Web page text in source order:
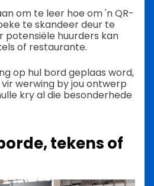
om te leer hoe om 'n QR-
te skandeer deur te
potensiële huurders kan
of restaurante.
op hul bord geplaas word,
werwing by jou ontwerp
kry al die besonderhede
tekens of